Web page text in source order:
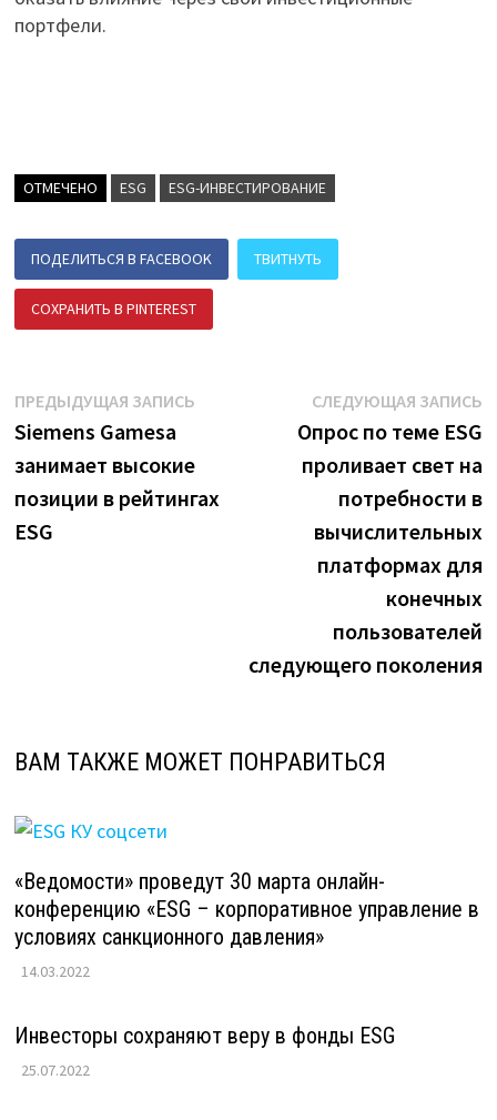
портфели.
ОТМЕЧЕНО ESG ESG-ИНВЕСТИРОВАНИЕ
ПОДЕЛИТЬСЯ В FACEBOOK ТВИТНУТЬ
СОХРАНИТЬ В PINTEREST
Навигация
по
записям
ПРЕДЫДУЩАЯ ЗАПИСЬПредыдущая
Siemens Gamesa
занимает высокие
позиции в рейтингах
ESG
СЛЕДУЮЩАЯ ЗАПИСЬ
Опрос по теме ESG
проливает свет на
потребности в
вычислительных
платформах для
конечных
пользователей
следующего поколения
ВАМ ТАКЖЕ МОЖЕТ ПОНРАВИТЬСЯ
«Ведомости» проведут 30 марта онлайн-
конференцию «ESG – корпоративное управление в
условиях санкционного давления»
14.03.2022
Инвесторы сохраняют веру в фонды ESG
25.07.2022